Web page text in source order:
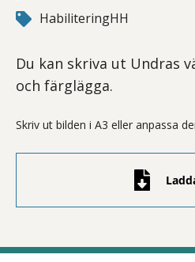
HabiliteringHH
Du kan skriva ut Undras
och färglägga.
Skriv ut bilden i A3 eller anpassa